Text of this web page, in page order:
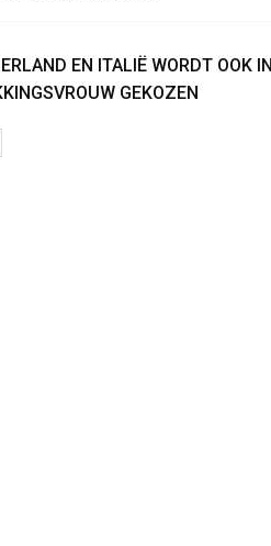
EN ITALIË WORDT OOK
GEKOZEN